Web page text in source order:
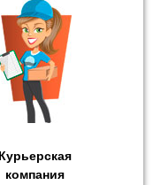
Курьерская
компания